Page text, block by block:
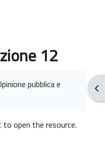
12
pubblica e
to open the resource.